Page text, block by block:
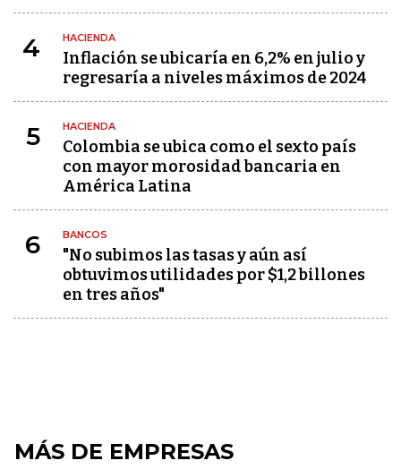
4 HACIENDA
Inflación se ubicaría en 6,2% en julio y
regresaría a niveles máximos de 2024
5 HACIENDA
Colombia se ubica como el sexto país
con mayor morosidad bancaria en
América Latina
6 BANCOS
"No subimos las tasas y aún así
obtuvimos utilidades por $1,2 billones
en tres años"
MÁS DE EMPRESAS